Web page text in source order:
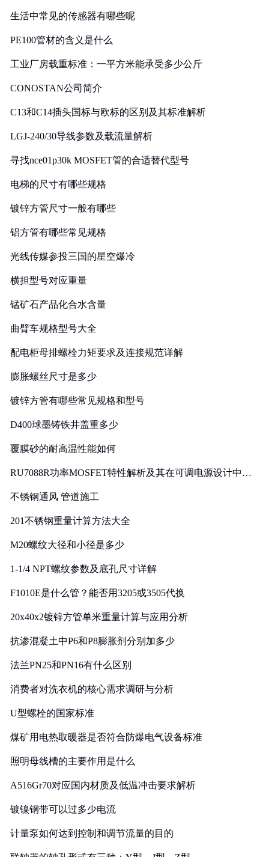
生活中常见的传感器有哪些呢
PE100管材的含义是什么
工业厂房载重标准：一平方米能承受多少公斤
CONOSTAN公司简介
C13和C14插头国标与欧标的区别及其标准解析
LGJ-240/30导线参数及载流量解析
寻找nce01p30k MOSFET管的合适替代型号
电梯的尺寸有哪些规格
镀锌方管尺寸一般有哪些
铝方管有哪些常见规格
光线传媒参投三国的星空爆冷
横担型号对应重量
锰矿石产品化合水含量
曲臂车规格型号大全
配电柜母排螺栓力矩要求及连接规范详解
膨胀螺丝尺寸是多少
镀锌方管有哪些常见规格和型号
D400球墨铸铁井盖重多少
覆膜砂的耐高温性能如何
RU7088R功率MOSFET特性解析及其在可调电源设计中的
不锈钢通风 管道施工
201不锈钢重量计算方法大全
M20螺纹大径和小径是多少
1-1/4 NPT螺纹参数及底孔尺寸详解
F1010E是什么管？能否用3205或3505代换
20x40x2镀锌方管单米重量计算与应用分析
抗渗混凝土中P6和P8膨胀剂分别加多少
法兰PN25和PN16有什么区别
消费者对洗衣机的核心需求调研与分析
U型螺栓的国家标准
煤矿用电热取暖器是否符合防爆电气设备标准
照明母线槽的主要作用是什么
A516Gr70对应国内材质及低温冲击要求解析
镀镍钢带可以过多少电流
计量泵如何达到控制和调节流量的目的